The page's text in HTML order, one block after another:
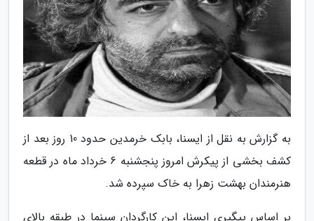
به گزارش به نقل از ایسنا، بابک خرمدین حدود 10 روز بعد از
کشف بخشی از پیکرش امروز پنجشنبه 6 خرداد ماه در قطعه
هنرمندان بهشت زهرا به خاک سپرده شد.
بر اساس پیگیری ایسنا، این کارگردان سینما در طبقه بالای